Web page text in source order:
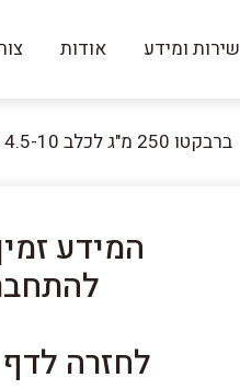
שירות ומידע אודות
ברבקטו 250 מ"ג לכלב 4.5-10 ק"ג (1 טבליה לעיסה)
המידע
לחזרה